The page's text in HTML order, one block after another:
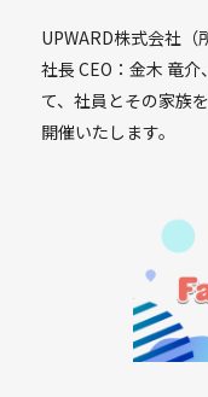
UPWARD株式会社
社長 CEO：金木 竜
て、社員とその家族
開催いたします。